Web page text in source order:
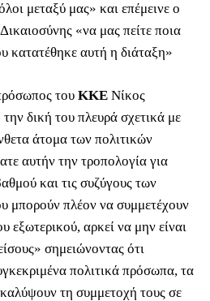
μεταξύ μας» και επέμεινε ο
«να μας πείτε ποια
κατατέθηκε αυτή η διάταξη»
του ΚΚΕ Νίκος
δική του πλευρά σχετικά με
άτομα των πολιτικών
αυτήν την τροπολογία για
και τις συζύγους των
μπορούν πλέον να συμμετέχουν
εξωτερικού, αρκεί να μην είναι
σημειώνοντας ότι
πολιτικά πρόσωπα, τα
τη συμμετοχή τους σε